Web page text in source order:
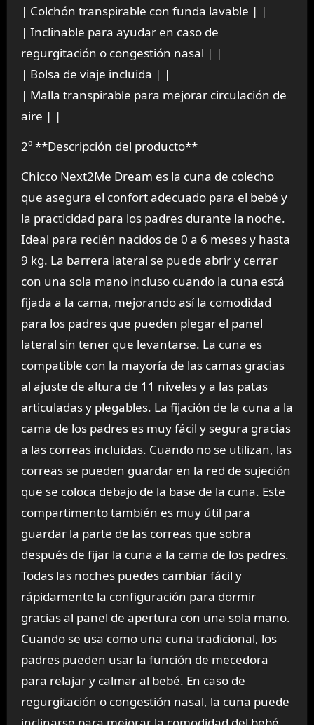
| Colchón transpirable con funda lavable | |
| Inclinable para ayudar en caso de
regurgitación o congestión nasal | |
| Bolsa de viaje incluida | |
| Malla transpirable para mejorar circulación de
aire | |
2º **Descripción del producto**
Chicco Next2Me Dream es la cuna de colecho
que asegura el confort adecuado para el bebé y
la practicidad para los padres durante la noche.
Ideal para recién nacidos de 0 a 6 meses y hasta
9 kg. La barrera lateral se puede abrir y cerrar
con una sola mano incluso cuando la cuna está
fijada a la cama, mejorando así la comodidad
para los padres que pueden plegar el panel
lateral sin tener que levantarse. La cuna es
compatible con la mayoría de las camas gracias
al ajuste de altura de 11 niveles y a las patas
articuladas y plegables. La fijación de la cuna a la
cama de los padres es muy fácil y segura gracias
a las correas incluidas. Cuando no se utilizan, las
correas se pueden guardar en la red de sujeción
que se coloca debajo de la base de la cuna. Este
compartimento también es muy útil para
guardar la parte de las correas que sobra
después de fijar la cuna a la cama de los padres.
Todas las noches puedes cambiar fácil y
rápidamente la configuración para dormir
gracias al panel de apertura con una sola mano.
Cuando se usa como una cuna tradicional, los
padres pueden usar la función de mecedora
para relajar y calmar al bebé. En caso de
regurgitación o congestión nasal, la cuna puede